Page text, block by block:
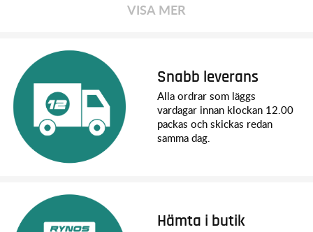
VISA MER
Snabb leverans
Alla ordrar som läggs
vardagar innan klockan 12.00
packas och skickas redan
samma dag.
Hämta i butik